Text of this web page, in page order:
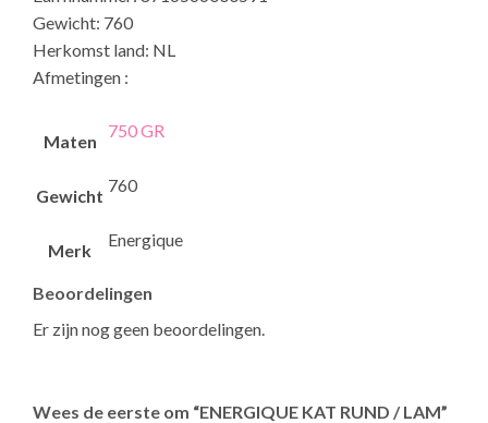
Gewicht: 760
Herkomst land: NL
Afmetingen :
Maten
750 GR
Gewicht
760
Merk
Energique
Beoordelingen
Er zijn nog geen beoordelingen.
Wees de eerste om “ENERGIQUE KAT RUND / LAM”